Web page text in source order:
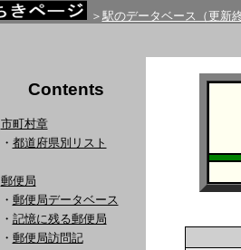
＞ 駅のデータベース（更新終
Contents
市町村章
・ 都道府県別リスト
郵便局
・ 郵便局データベース
・ 記憶に残る郵便局
・ 郵便局訪問記